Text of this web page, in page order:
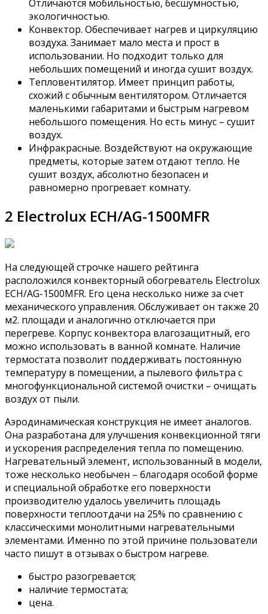
Отличаются мобильностью, бесшумностью,
экологичностью.
Конвектор. Обеспечивает нагрев и циркуляцию
воздуха. Занимает мало места и прост в
использовании. Но подходит только для
небольших помещений и иногда сушит воздух.
Тепловентилятор. Имеет принцип работы,
схожий с обычным вентилятором. Отличается
маленькими габаритами и быстрым нагревом
небольшого помещения. Но есть минус – сушит
воздух.
Инфракрасные. Воздействуют на окружающие
предметы, которые затем отдают тепло. Не
сушит воздух, абсолютно безопасен и
равномерно прогревает комнату.
2 Electrolux ECH/AG-1500MFR
На следующей строчке нашего рейтинга
расположился конвекторный обогреватель Electrolux
ECH/AG-1500MFR. Его цена несколько ниже за счет
механического управления. Обслуживает он также 20
м2. площади и аналогично отключается при
перегреве. Корпус конвектора влагозащитный, его
можно использовать в ванной комнате. Наличие
термостата позволит поддерживать постоянную
температуру в помещении, а пылевого фильтра с
многофункциональной системой очистки – очищать
воздух от пыли.
Аэродинамическая конструкция не имеет аналогов.
Она разработана для улучшения конвекционной тяги
и ускорения распределения тепла по помещению.
Нагревательный элемент, использованный в модели,
тоже несколько необычен – благодаря особой форме
и специальной обработке его поверхности
производителю удалось увеличить площадь
поверхности теплоотдачи на 25% по сравнению с
классическими монолитными нагревательными
элементами. Именно по этой причине пользователи
часто пишут в отзывах о быстром нагреве.
быстро разогревается;
наличие термостата;
цена.